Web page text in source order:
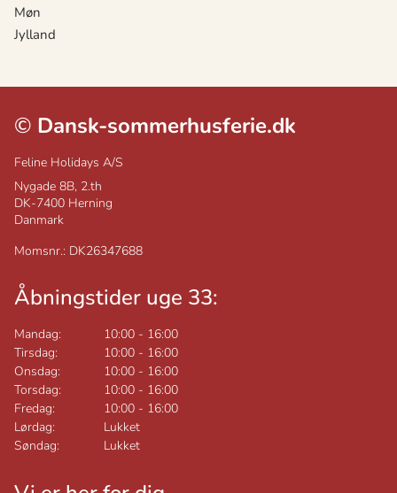
Møn
Jylland
© Dansk-sommerhusferie.dk
Feline Holidays A/S
Nygade 8B, 2.th
DK-7400 Herning
Danmark
Momsnr.: DK26347688
Åbningstider uge 33:
Mandag: 10:00 - 16:00
Tirsdag:
10:00 - 16:00
Onsdag:
10:00 - 16:00
Torsdag:
10:00 - 16:00
Fredag:
10:00 - 16:00
Lørdag:
Lukket
Søndag:
Lukket